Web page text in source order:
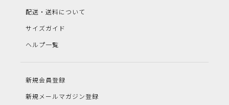
配送・送料について
サイズガイド
ヘルプ一覧
新規会員登録
新規メールマガジン登録